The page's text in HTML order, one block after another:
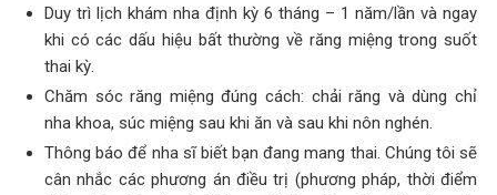
Duy trì lịch khám nha định kỳ 6 tháng – 1 năm/lần và ngay
khi có các dấu hiệu bất thường về răng miệng trong suốt
thai kỳ.
Chăm sóc răng miệng đúng cách: chải răng và dùng chỉ
nha khoa, súc miệng sau khi ăn và sau khi nôn nghén.
Thông báo để nha sĩ biết bạn đang mang thai. Chúng tôi sẽ
cân nhắc các phương án điều trị (phương pháp, thời điểm